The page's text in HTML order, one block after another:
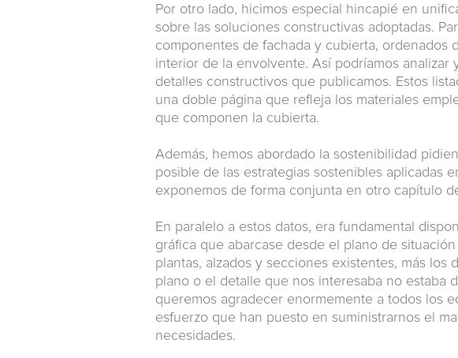
Por otro lado, hicimos especial hincapié en
sobre las soluciones constructivas adoptadas.
componentes de fachada y cubierta, ordenados
interior de la envolvente. Así podríamos analizar
detalles constructivos que publicamos. Estos
una doble página que refleja los materiales
que componen la cubierta.
Además, hemos abordado la sostenibilidad
posible de las estrategias sostenibles aplicadas
exponemos de forma conjunta en otro capítulo
En paralelo a estos datos, era fundamental
gráfica que abarcase desde el plano de
plantas, alzados y secciones existentes, más los
plano o el detalle que nos interesaba no estaba
queremos agradecer enormemente a todos los
esfuerzo que han puesto en suministrarnos el
necesidades.